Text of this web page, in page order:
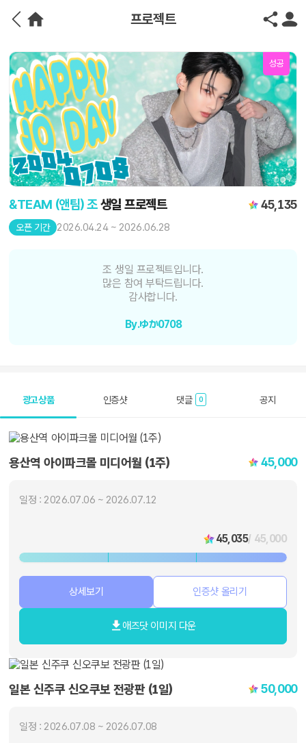
프로젝트
성공
&TEAM (앤팀) 조생일 프로젝트 45,135
오픈 기간 2026.04.24 ~ 2026.06.28
조 생일 프로젝트입니다.
많은 참여 부탁드립니다.
감사합니다.
By.ゆか0708
광고상품 인증샷 댓글 0 공지
용산역 아이파크몰 미디어월 (1주) 45,000
일정 : 2026.07.06 ~ 2026.07.12
45,035/ 45,000
상세보기 인증샷 올리기
애즈닷 이미지 다운
일본 신주쿠 신오쿠보 전광판 (1일) 50,000
일정 : 2026.07.08 ~ 2026.07.08